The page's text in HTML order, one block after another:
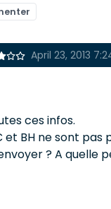
April 23, 2013
ces infos.
et BH ne sont pas
? A quelle